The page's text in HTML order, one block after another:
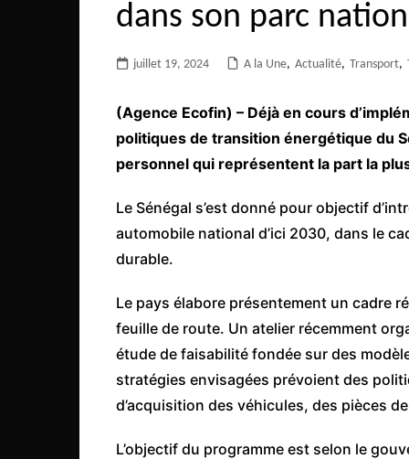
Burkina-Faso
Bostwana
Centrafrique
Comores
Djibouti
Gabon
Gambie
Ghana
Guinée
Guinée Bissau
dans son parc
juillet 19, 2024 A la Une, Actualité, Transport,
(Agence Ecofin) – Déjà en cours
politiques de transition énergétique du
personnel qui représentent la part la
Le Sénégal s’est donné pour objectif
automobile national d’ici 2030, dans le
durable.
Le pays élabore présentement un cadre
feuille de route. Un atelier récemment
étude de faisabilité fondée sur des
stratégies envisagées prévoient des
d’acquisition des véhicules, des pièces
L’objectif du programme est selon le